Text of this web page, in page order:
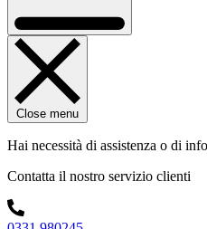
Close menu
Hai necessità di assistenza o di
Contatta il nostro servizio clienti